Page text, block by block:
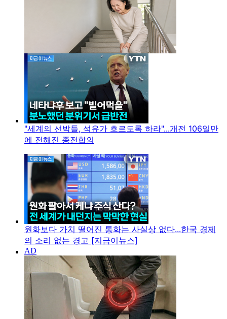
"세계의 선박들, 석유가 흐르도록 하라"...개전 106일만
에 전해진 종전합의
원화보다 가치 떨어진 통화는 사실상 없다...한국 경제
의 소리 없는 경고 [지금이뉴스]